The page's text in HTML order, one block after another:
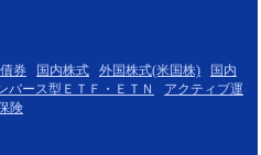
券 国内株式 外国株式(米国株)
国内
バース型ＥＴＦ・ＥＴＮ
アクティブ運
険